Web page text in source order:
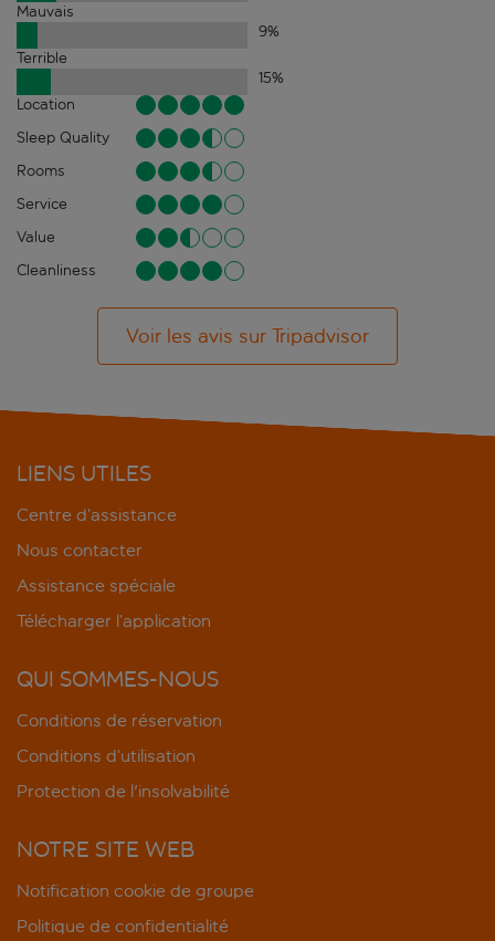
Mauvais
9%
Terrible
15%
Location
Sleep Quality
Rooms
Service
Value
Cleanliness
Voir les avis sur Tripadvisor
LIENS UTILES
Centre d’assistance
Nous contacter
Assistance spéciale
Télécharger l’application
QUI SOMMES-NOUS
Conditions de réservation
Conditions d’utilisation
Protection de l'insolvabilité
NOTRE SITE WEB
Notification cookie de groupe
Politique de confidentialité